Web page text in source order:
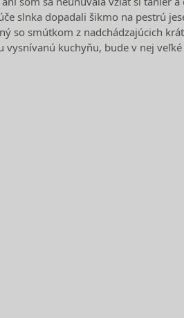
slnka dopadali šikmo na pestrú
so smútkom z nadchádzajúcich
kuchyňu, bude v nej